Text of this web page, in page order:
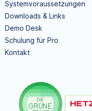
Systemvoraussetzungen
Downloads & Links
Demo Desk
Schulung für Pro
Kontakt